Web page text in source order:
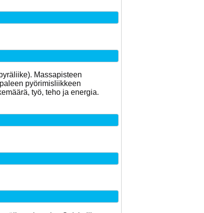
Massapisteen
pyörimisliikkeen
työ, teho ja energia.